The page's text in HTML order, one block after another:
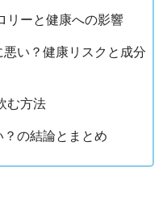
リーと健康への影響
い？健康リスクと成分
む方法
の結論とまとめ